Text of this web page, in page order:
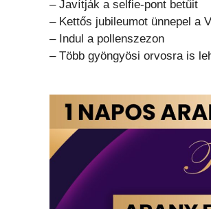
– Javítják a selfie-pont betűit
– Kettős jubileumot ünnepel a
– Indul a pollenszezon
– Több gyöngyösi orvosra is